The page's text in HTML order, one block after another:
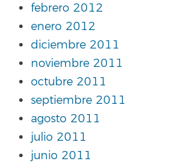
febrero 2012
enero 2012
diciembre 2011
noviembre 2011
octubre 2011
septiembre 2011
agosto 2011
julio 2011
junio 2011